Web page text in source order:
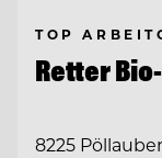
TOP
Retter
8225